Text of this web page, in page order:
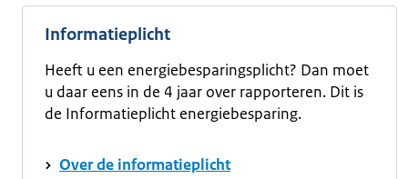
Informatieplicht
Heeft u een energiebesparingsplicht? Dan moet
u daar eens in de 4 jaar over rapporteren. Dit is
de Informatieplicht energiebesparing.
Over de informatieplicht